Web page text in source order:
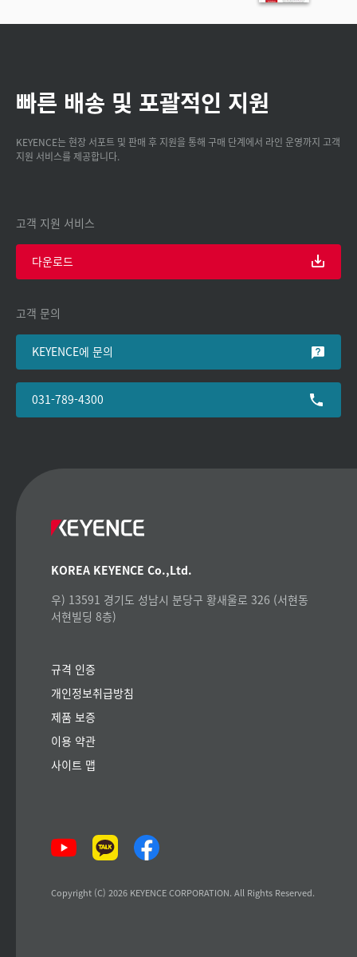
빠른 배송 및 포괄적인 지원
KEYENCE는 현장 서포트 및 판매 후 지원을 통해 구매 단계에서 라인 운영까지 고객
지원 서비스를 제공합니다.
고객 지원 서비스
다운로드
고객 문의
KEYENCE에 문의
031-789-4300
KOREA KEYENCE Co.,Ltd.
우) 13591 경기도 성남시 분당구 황새울로 326 (서현동
서현빌딩 8층)
규격 인증
개인정보취급방침
제품 보증
이용 약관
사이트 맵
Copyright (C) 2026 KEYENCE CORPORATION. All Rights Reserved.